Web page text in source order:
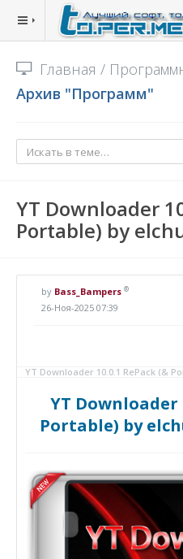
Главная /
Архив "Программ"
YT Downloader
Portable) by
by Bass_Bampers ®
26-Ноя-2025 07:39
YT Downloader 10.0.1 RePack (&
YT Downloader
Portable) by